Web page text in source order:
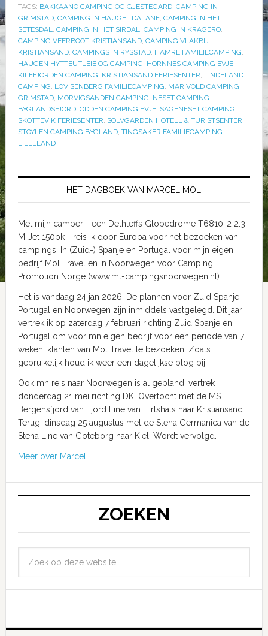
TAGS: BAKKAANO CAMPING OG GJESTEGARD, CAMPING IN
GRIMSTAD, CAMPING IN HAUGE I DALANE, CAMPING IN HET
SETESDAL, CAMPING IN HET SIRDAL, CAMPING IN KRAGERO,
CAMPING VEERBOOT KRISTIANSAND, CAMPING VLAKBIJ
KRISTIANSAND, CAMPINGS IN RYSSTAD, HAMRE FAMILIECAMPING,
HAUGEN HYTTEUTLEIE OG CAMPING, HORNNES CAMPING EVJE,
KILEFJORDEN CAMPING, KRISTIANSAND FERIESENTER, LINDELAND
CAMPING, LOVISENBERG FAMILIECAMPING, MARIVOLD CAMPING
GRIMSTAD, MORVIGSANDEN CAMPING, NESET CAMPING
BYGLANDSFJORD, ODDEN CAMPING EVJE, SAGENESET CAMPING,
SKOTTEVIK FERIESENTER, SOLVGARDEN HOTELL & TURISTSENTER,
STOYLEN CAMPING BYGLAND, TINGSAKER FAMILIECAMPING
LILLELAND
HET DAGBOEK VAN MARCEL MOL
Met mijn camper - een Dethleffs Globedrome T6810-2 2.3
M-Jet 150pk - reis ik door Europa voor het bezoeken van
campings. In (Zuid-) Spanje en Portugal voor mijn eigen
bedrijf Mol Travel en in Noorwegen voor Camping
Promotion Norge (www.mt-campingsnoorwegen.nl)
Het is vandaag 24 jan 2026. De plannen voor Zuid Spanje,
Portugal en Noorwegen zijn inmiddels vastgelegd. Dit jaar
vertrek ik op zaterdag 7 februari richting Zuid Spanje en
Portugal om voor mn eigen bedrijf voor een periode van 7
weken, klanten van Mol Travel te bezoeken. Zoals
gebruikelijk houd ik weer een dagelijkse blog bij.
Ook mn reis naar Noorwegen is al gepland: vertrek
donderdag 21 mei richting DK. Overtocht met de MS
Bergensfjord van Fjord Line van Hirtshals naar Kristiansand.
Terug: dinsdag 25 augustus met de Stena Germanica van de
Stena Line van Goteborg naar Kiel. Wordt vervolgd.
Meer over Marcel
ZOEKEN